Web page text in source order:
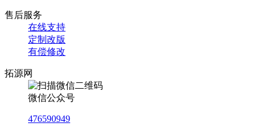
售后服务
在线支持
定制改版
有偿修改
拓源网
微信公众号
476590949